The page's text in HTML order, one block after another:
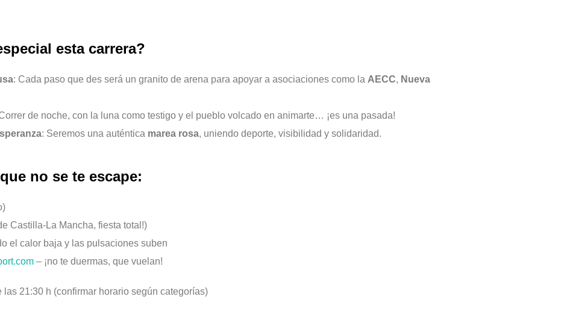
esta carrera?
: Cada paso que des será un granito de arena para apoyar a asociaciones como la AECC, Nueva
de noche, con la luna como testigo y el pueblo volcado en animarte… ¡es una pasada!
: Seremos una auténtica marea rosa, uniendo deporte, visibilidad y solidaridad.
no se te escape:
Castilla-La Mancha, fiesta total!)
el calor baja y las pulsaciones suben
– ¡no te duermas, que vuelan!
las 21:30 h (confirmar horario según categorías)